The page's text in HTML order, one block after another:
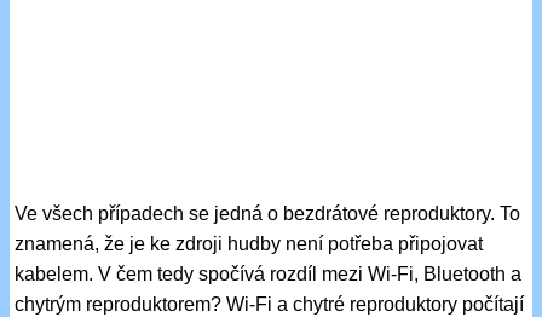
Ve všech případech se jedná o bezdrátové reproduktory. To
znamená, že je ke zdroji hudby není potřeba připojovat
kabelem. V čem tedy spočívá rozdíl mezi Wi-Fi, Bluetooth a
chytrým reproduktorem? Wi-Fi a chytré reproduktory počítají